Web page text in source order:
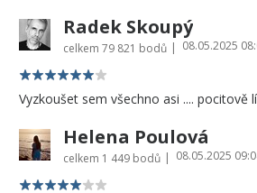
Radek Skoupý
celkem 79 821 bodů | 08.05.2025
Vyzkoušet sem všechno asi .... pocitově
Helena Poulová
celkem 1 449 bodů | 08.05.2025